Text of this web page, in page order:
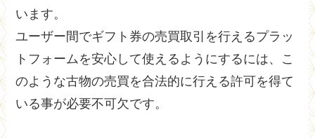
います。
ユーザー間でギフト券の売買取引を行えるプラッ
トフォームを安心して使えるようにするには、こ
のような古物の売買を合法的に行える許可を得て
いる事が必要不可欠です。